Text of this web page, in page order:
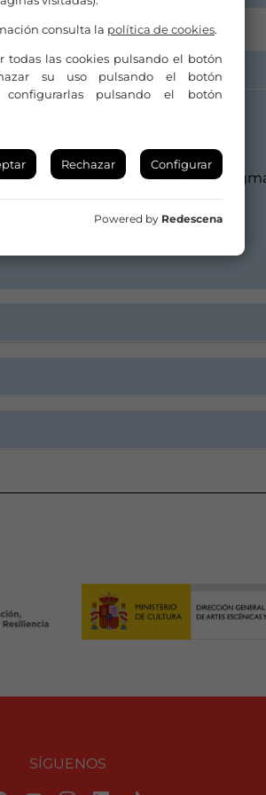
Colectivo Mur
SÍGUENOS
consulta la política de cookies.
todas las cookies pulsando el botón
su uso pulsando el botón
configurarlas pulsando el botón
Rechazar Configurar
Powered by Redescena